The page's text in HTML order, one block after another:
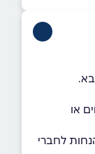
או
לחברי